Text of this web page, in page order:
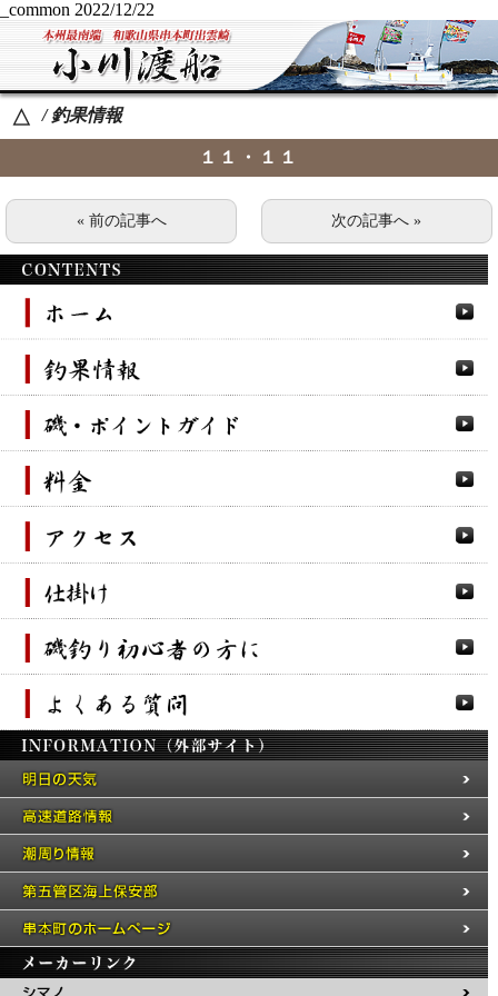
_common 2022/12/22
△ / 釣果情報
１１・１１
« 前の記事へ 次の記事へ »